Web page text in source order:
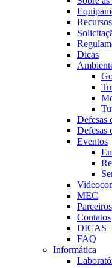
Dicas
Defesas
Defesas
Eventos
MEC
Parceiros
Contatos
DICAS
FAQ
Informática